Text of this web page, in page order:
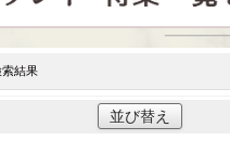
索結果
並び替え